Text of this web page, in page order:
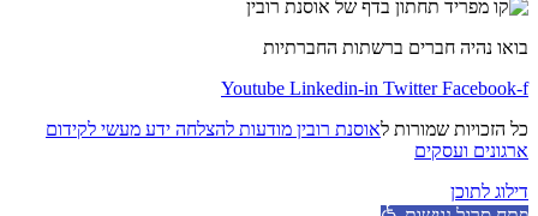
בואו נהיה חברים ברשתות החברתיות
Youtube Linkedin-in Twitter Facebook-f
כל הזכויות שמורות לאוסנת רובין מודעות להצלחה ידע מעשי לקידום
ארגונים ועסקים
דילוג לתוכן